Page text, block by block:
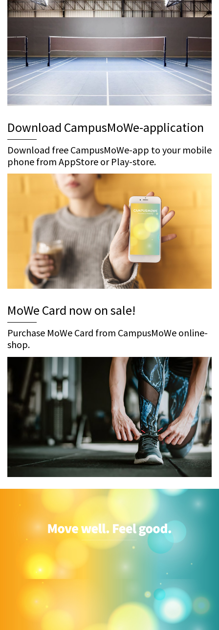
Download CampusMoWe-application
Download free CampusMoWe-app to your mobile
phone from AppStore or Play-store.
MoWe Card now on sale!
Purchase MoWe Card from CampusMoWe online-
shop.